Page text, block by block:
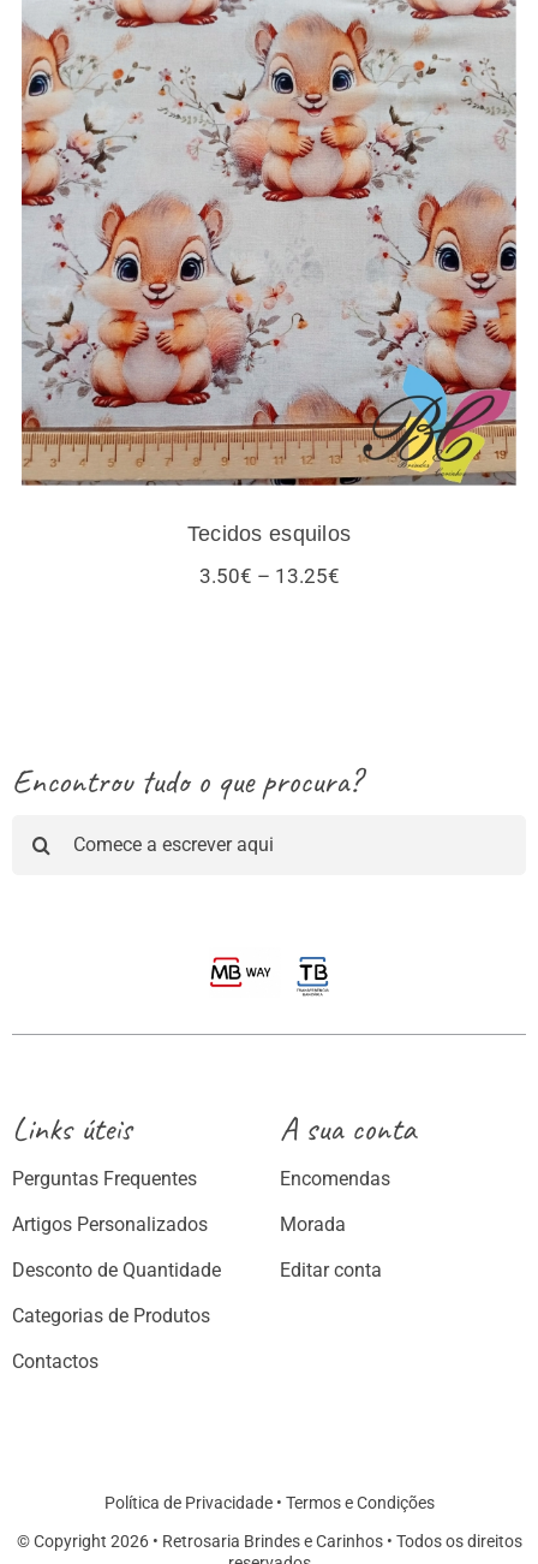
through
13.25€
Tecidos esquilos
Tecidos esquilos
3.50€ – 13.25€Price
Encontrou tudo o que procura?
Links úteis
Perguntas Frequentes
Artigos Personalizados
Desconto de Quantidade
Categorias de Produtos
Contactos
A sua conta
Encomendas
Morada
Editar conta
Política de Privacidade• Termos e Condições
© Copyright 2026 • Retrosaria Brindes e Carinhos • Todos os direitos